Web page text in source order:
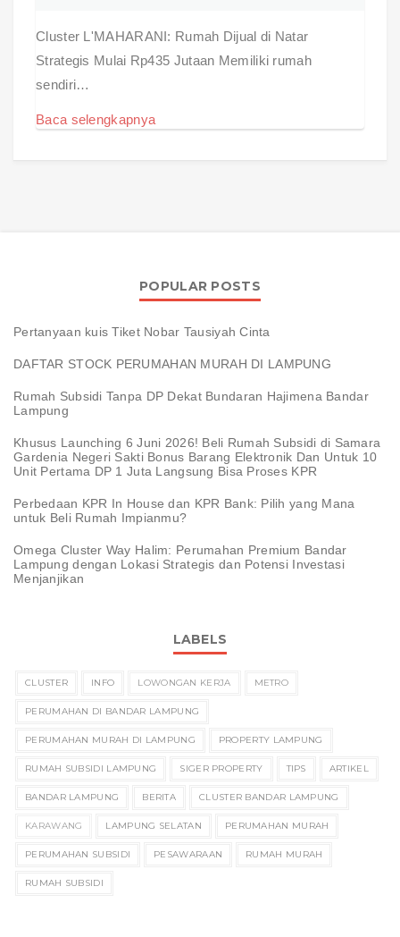
Cluster L'MAHARANI: Rumah Dijual di Natar
Strategis Mulai Rp435 Jutaan Memiliki rumah
sendiri…
Baca selengkapnya
POPULAR POSTS
Pertanyaan kuis Tiket Nobar Tausiyah Cinta
DAFTAR STOCK PERUMAHAN MURAH DI LAMPUNG
Rumah Subsidi Tanpa DP Dekat Bundaran Hajimena Bandar
Lampung
Khusus Launching 6 Juni 2026! Beli Rumah Subsidi di Samara
Gardenia Negeri Sakti Bonus Barang Elektronik Dan Untuk 10
Unit Pertama DP 1 Juta Langsung Bisa Proses KPR
Perbedaan KPR In House dan KPR Bank: Pilih yang Mana
untuk Beli Rumah Impianmu?
Omega Cluster Way Halim: Perumahan Premium Bandar
Lampung dengan Lokasi Strategis dan Potensi Investasi
Menjanjikan
LABELS
CLUSTER INFO LOWONGAN KERJA METRO
PERUMAHAN DI BANDAR LAMPUNG
PERUMAHAN MURAH DI LAMPUNG PROPERTY LAMPUNG
RUMAH SUBSIDI LAMPUNG SIGER PROPERTY TIPS ARTIKEL
BANDAR LAMPUNG BERITA CLUSTER BANDAR LAMPUNG
KARAWANG LAMPUNG SELATAN PERUMAHAN MURAH
PERUMAHAN SUBSIDI PESAWARAAN RUMAH MURAH
RUMAH SUBSIDI